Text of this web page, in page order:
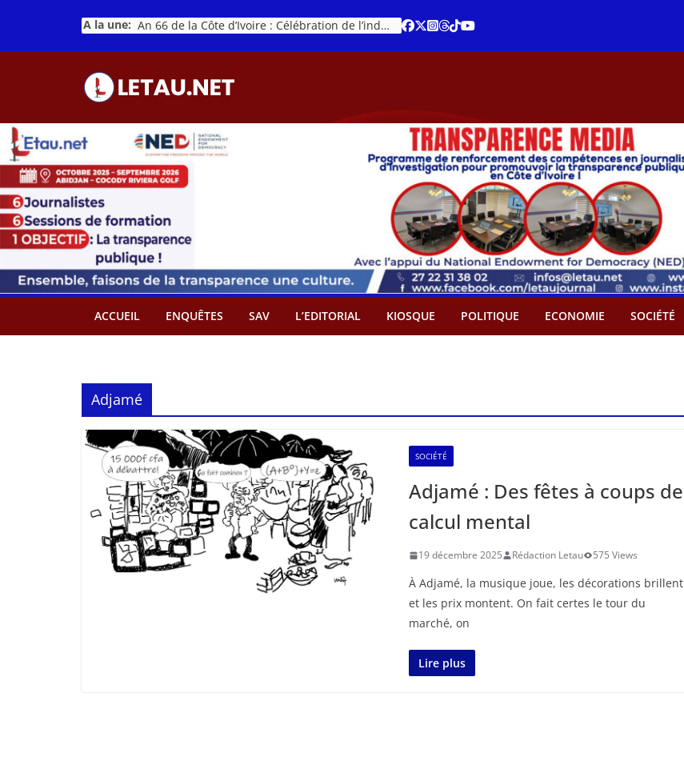
contenu
A la une: An 66 de la Côte d’Ivoire : Célébration de l’indépendance ou cérémonie d’hommage à Ouattara ?
ACCUEIL ENQUÊTES SAV L’EDITORIAL KIOSQUE POLITIQUE ECONOMIE SOCIÉTÉ
Adjamé
SOCIÉTÉ
Adjamé : Des fêtes à coups de
calcul mental
19 décembre 2025 Rédaction Letau 575 Views
À Adjamé, la musique joue, les décorations brillent
et les prix montent. On fait certes le tour du
marché, on
Lire plus